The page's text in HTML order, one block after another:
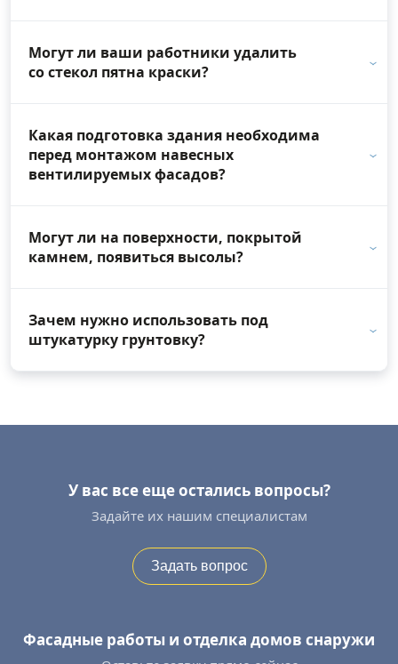
Могут ли ваши работники удалить
со стекол пятна краски?
Какая подготовка здания необходима
перед монтажом навесных
вентилируемых фасадов?
Могут ли на поверхности, покрытой
камнем, появиться высолы?
Зачем нужно использовать под
штукатурку грунтовку?
У вас все еще остались вопросы?
Задайте их нашим специалистам
Задать вопрос
Фасадные работы и отделка домов снаружи